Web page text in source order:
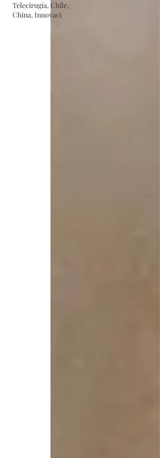
Telecirugía, Chile,
China, Innovaci